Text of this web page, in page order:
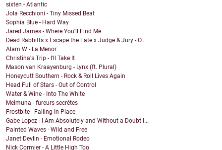
sixten - Atlantic
Jola Recchioni - Tiny Missed Beat
Sophia Blue - Hard Way
Jared James - Where You'll Find Me
Dead Rabbitts x Escape the Fate x Judge & Jury - O...
Alam W - La Menor
Christina's Trip - I'll Take It
Mason van Kraayenburg - Lynx (ft. Plural)
Honeycutt Southern - Rock & Roll Lives Again
Head Full of Stars - Out of Control
Water & Wine - Into The White
Meimuna - fureurs secrètes
Frostbite - Falling In Place
Gabe Lopez - I Am Absolutely and Without a Doubt I...
Painted Waves - Wild and Free
Janet Devlin - Emotional Rodeo
Nick Cormier - A Little High Too